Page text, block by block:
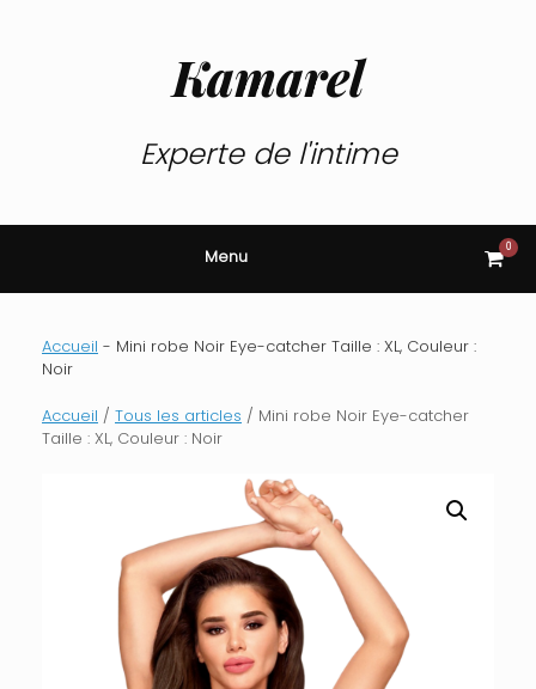
Kamarel
Experte de l'intime
Menu View
cart
0
Accueil - Mini robe Noir Eye-catcher Taille : XL, Couleur :
Noir
Accueil / Tous les articles / Mini robe Noir Eye-catcher
Taille : XL, Couleur : Noir